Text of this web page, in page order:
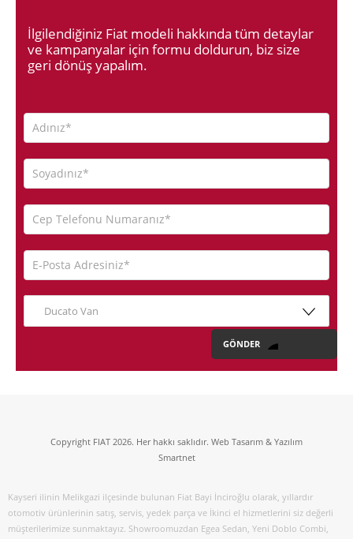
İlgilendiğiniz Fiat modeli hakkında tüm detaylar
ve kampanyalar için formu doldurun, biz size
geri dönüş yapalım.
Ducato Van
Copyright FIAT 2026. Her hakkı saklıdır. Web Tasarım & Yazılım
Smartnet
Kayseri ilinin Melikgazi ilçesinde bulunan Fiat Bayi İnciroğlu olarak, yıllardır
otomotiv ürünlerinin satış, servis, yedek parça ve İkinci el hizmetlerini siz değerli
müşterilerimize sunmaktayız. Showroomuzdan Egea Sedan, Yeni Doblo Combi,